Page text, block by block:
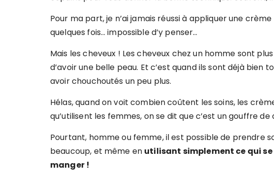
Pour ma part, je n’ai jamais réussi à appliquer une
quelques fois… impossible d’y penser…
Mais les cheveux ! Les cheveux chez un homme sont
d’avoir une belle peau. Et c’est quand ils sont déjà bien
avoir chouchoutés un peu plus.
Hélas, quand on voit combien coûtent les soins, les
qu’utilisent les femmes, on se dit que c’est un gouffre de
Pourtant, homme ou femme, il est possible de prendre
beaucoup, et même en utilisant simplement ce qui
manger !